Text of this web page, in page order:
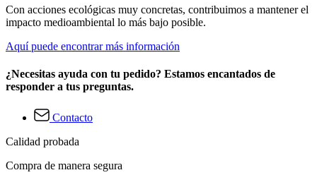
Con acciones ecológicas muy concretas, contribuimos a mantener el
impacto medioambiental lo más bajo posible.
Aquí puede encontrar más información
¿Necesitas ayuda con tu pedido? Estamos encantados de
responder a tus preguntas.
Contacto
Calidad probada
Compra de manera segura